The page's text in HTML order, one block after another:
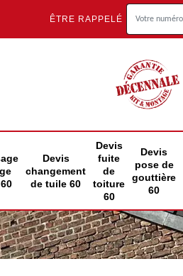
ÊTRE RAPPELÉ
Devis
changement
de tuile 60
Devis
fuite
de
toiture
60
Devis
pose de
gouttière
60